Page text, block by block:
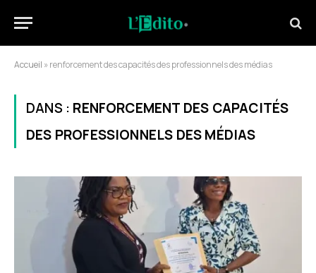
Accueil »renforcement des capacités des professionnels des médias
DANS : RENFORCEMENT DES CAPACITÉS
DES PROFESSIONNELS DES MÉDIAS